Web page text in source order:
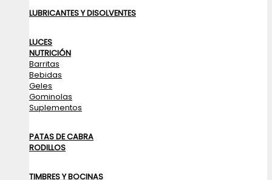
LUBRICANTES Y DISOLVENTES
LUCES
NUTRICIÓN
Barritas
Bebidas
Geles
Gominolas
Suplementos
PATAS DE CABRA
RODILLOS
TIMBRES Y BOCINAS